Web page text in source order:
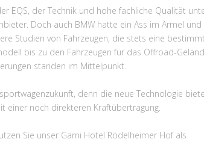
EQS, der Technik und hohe fachliche Qualität
Doch auch BMW hatte ein Ass im Ärmel und
Studien von Fahrzeugen, die stets eine
bis zu den Fahrzeugen für das Offroad-
standen im Mittelpunkt.
denn die neue Technologie
einer noch direkteren Kraftübertragung.
Sie unser Garni Hotel Rödelheimer Hof als